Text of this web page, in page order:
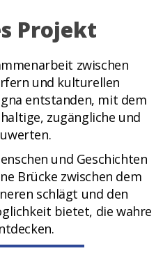
Projekt
zwischen
und kulturellen
entstanden, mit dem
zugängliche und
und Geschichten
Brücke zwischen dem
schlägt und den
bietet, die wahre